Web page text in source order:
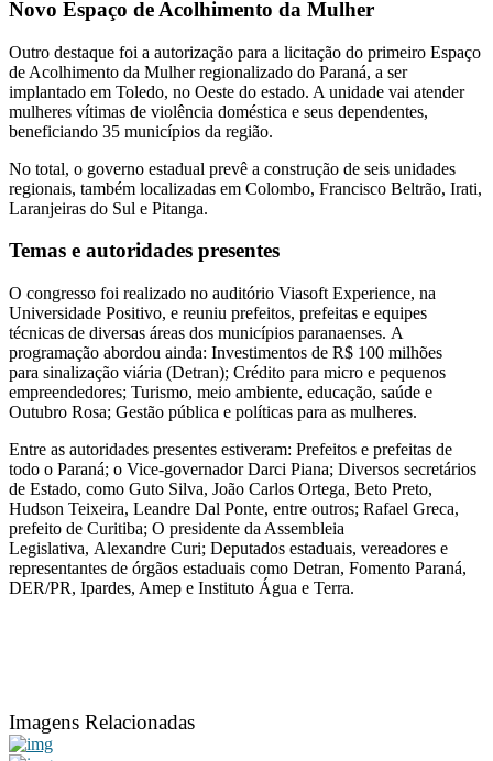
Novo Espaço de Acolhimento da Mulher
Outro destaque foi a autorização para a licitação do primeiro Espaço
de Acolhimento da Mulher regionalizado do Paraná, a ser
implantado em Toledo, no Oeste do estado. A unidade vai atender
mulheres vítimas de violência doméstica e seus dependentes,
beneficiando 35 municípios da região.
No total, o governo estadual prevê a construção de seis unidades
regionais, também localizadas em Colombo, Francisco Beltrão, Irati,
Laranjeiras do Sul e Pitanga.
Temas e autoridades presentes
O congresso foi realizado no auditório Viasoft Experience, na
Universidade Positivo, e reuniu prefeitos, prefeitas e equipes
técnicas de diversas áreas dos municípios paranaenses. A
programação abordou ainda: Investimentos de R$ 100 milhões
para sinalização viária (Detran); Crédito para micro e pequenos
empreendedores; Turismo, meio ambiente, educação, saúde e
Outubro Rosa; Gestão pública e políticas para as mulheres.
Entre as autoridades presentes estiveram: Prefeitos e prefeitas de
todo o Paraná; o Vice-governadorDarci Piana; Diversos secretários
de Estado, como Guto Silva, João Carlos Ortega, Beto Preto,
Hudson Teixeira, Leandre Dal Ponte, entre outros; Rafael Greca,
prefeito de Curitiba; O presidente da Assembleia
Legislativa, Alexandre Curi; Deputados estaduais, vereadores e
representantes de órgãos estaduais como Detran, Fomento Paraná,
DER/PR, Ipardes, Amep e Instituto Água e Terra.
Imagens Relacionadas